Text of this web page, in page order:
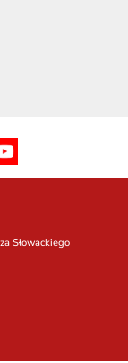
Słowackiego